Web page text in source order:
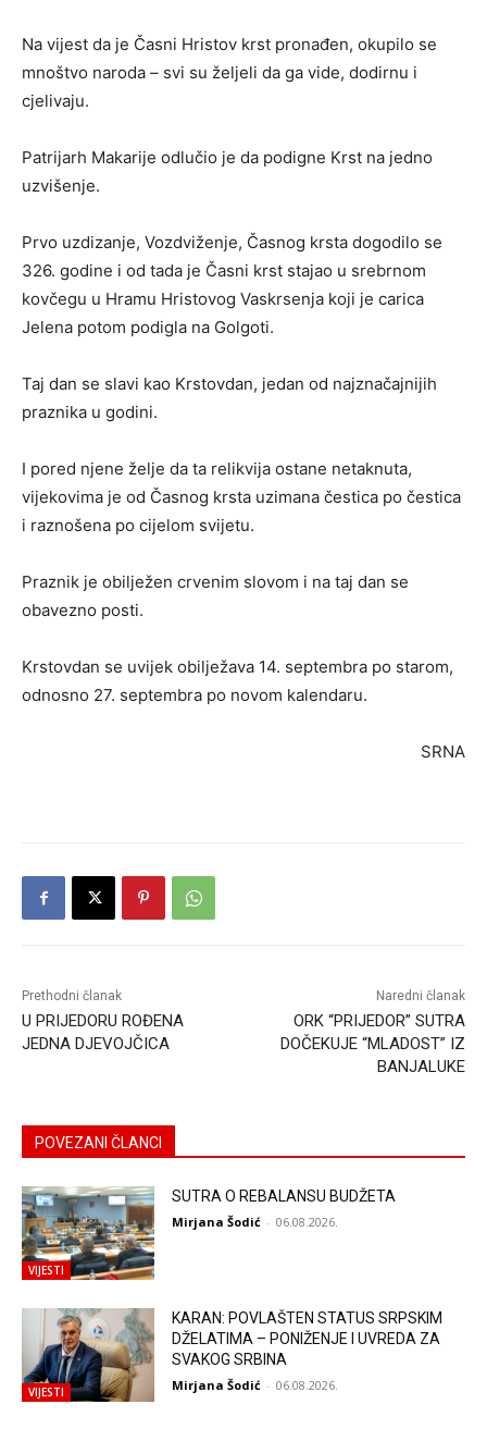
Na vijest da je Časni Hristov krst pronađen, okupilo se
mnoštvo naroda – svi su željeli da ga vide, dodirnu i
cjelivaju.
Patrijarh Makarije odlučio je da podigne Krst na jedno
uzvišenje.
Prvo uzdizanje, Vozdviženje, Časnog krsta dogodilo se
326. godine i od tada je Časni krst stajao u srebrnom
kovčegu u Hramu Hristovog Vaskrsenja koji je carica
Jelena potom podigla na Golgoti.
Taj dan se slavi kao Krstovdan, jedan od najznačajnijih
praznika u godini.
I pored njene želje da ta relikvija ostane netaknuta,
vijekovima je od Časnog krsta uzimana čestica po čestica
i raznošena po cijelom svijetu.
Praznik je obilježen crvenim slovom i na taj dan se
obavezno posti.
Krstovdan se uvijek obilježava 14. septembra po starom,
odnosno 27. septembra po novom kalendaru.
SRNA
Prethodni članak
U PRIJEDORU ROĐENA
JEDNA DJEVOJČICA
Naredni članak
ORK “PRIJEDOR” SUTRA
DOČEKUJE “MLADOST” IZ
BANJALUKE
POVEZANI ČLANCI
VIJESTI
SUTRA O REBALANSU BUDŽETA
Mirjana Šodić - 06.08.2026.
VIJESTI
KARAN: POVLAŠTEN STATUS SRPSKIM
DŽELATIMA – PONIŽENJE I UVREDA ZA
SVAKOG SRBINA
Mirjana Šodić - 06.08.2026.